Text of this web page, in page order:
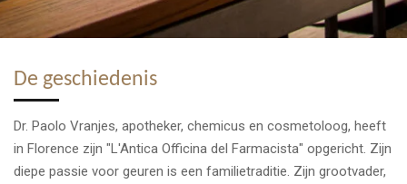
De geschiedenis
Dr. Paolo Vranjes, apotheker, chemicus en cosmetoloog, heeft
in Florence zijn "L'Antica Officina del Farmacista" opgericht. Zijn
diepe passie voor geuren is een familietraditie. Zijn grootvader,